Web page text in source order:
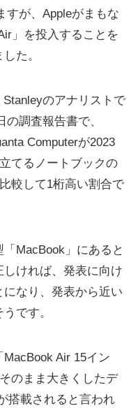
すが、Appleがまもな
」を投入することを
た。
のアナリストで
調査報告書で、
Computerが2023
てるノートブックの
較して1桁高い割合で
MacBook」にあると
ければ、発表に向け
なり、発表から近い
です。
Air 15イン
のまま大きくしたデ
搭載されると言われ